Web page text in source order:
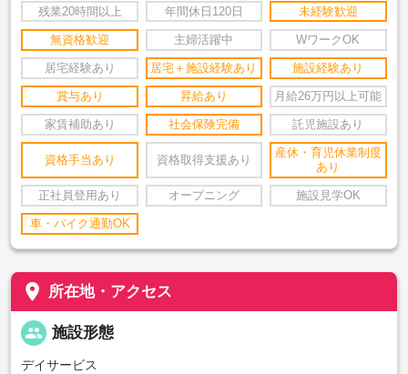
残業20時間以上 年間休日120日 未経験歓迎
無資格歓迎 主婦活躍中 WワークOK
居宅経験あり 居宅＋施設経験あり 施設経験あり
賞与あり 昇給あり 月給26万円以上可能
家賃補助あり 社会保険完備 託児施設あり
資格手当あり 資格取得支援あり
産休・育児休業制度
あり
正社員登用あり オープニング 施設見学OK
車・バイク通勤OK
place 所在地・アクセス
people 施設形態
デイサービス